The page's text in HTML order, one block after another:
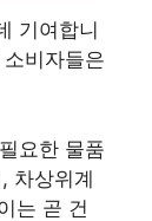
기여합니
비자들은
요한 물품
차상위계
는 곧 건